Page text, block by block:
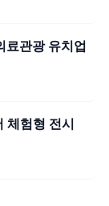
료관광 유치업
체험형 전시